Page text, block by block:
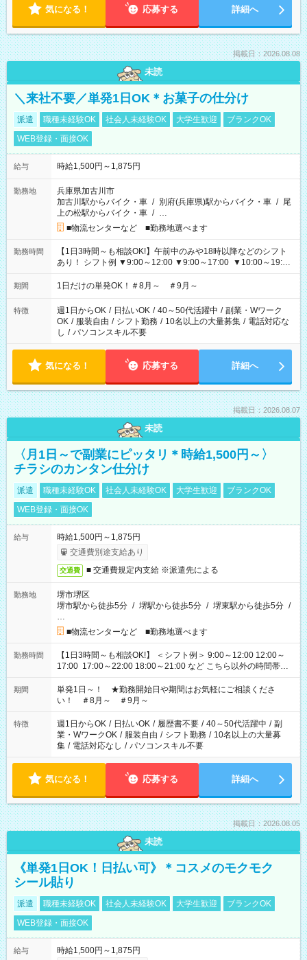
気になる！ 応募する 詳細へ
掲載日：2026.08.08
未読
＼来社不要／単発1日OK＊お菓子の仕分け
派遣 職種未経験OK 社会人未経験OK 大学生歓迎
ブランクOK
WEB登録・面接OK
給与 時給1,500円～1,875円
勤務地
兵庫県加古川市
加古川駅からバイク・車 / 別府(兵庫県)駅からバイク・車 / 尾
上の松駅からバイク・車 / …
■物流センターなど ■勤務地選べます
勤務時間
【1日3時間～も相談OK!】午前中のみや18時以降などのシフト
あり！ シフト例 ▼9:00～12:00 ▼9:00～17:00 ▼10:00～19:00
▼18:00～21:00
期間 1日だけの単発OK！＃8月～ ＃9月～
特徴 週1日からOK / 日払いOK / 40～50代活躍中 / 副業・Wワーク
OK / 服装自由 / シフト勤務 / 10名以上の大量募集 / 電話対応な
し / パソコンスキル不要
気になる！ 応募する 詳細へ
掲載日：2026.08.07
未読
〈月1日～で副業にピッタリ＊時給1,500円～〉
チラシのカンタン仕分け
派遣 職種未経験OK 社会人未経験OK 大学生歓迎
ブランクOK
WEB登録・面接OK
給与
時給1,500円～1,875円
交通費別途支給あり
交通費 ■ 交通費規定内支給 ※派遣先による
勤務地
堺市堺区
堺市駅から徒歩5分 / 堺駅から徒歩5分 / 堺東駅から徒歩5分 /
…
■物流センターなど ■勤務地選べます
勤務時間
【1日3時間～も相談OK!】 ＜シフト例＞ 9:00～12:00 12:00～
17:00 17:00～22:00 18:00～21:00 など こちら以外の時間帯も
お気軽にご相談ください！
期間
単発1日～！ ★勤務開始日や期間はお気軽にご相談くださ
い！ ＃8月～ ＃9月～
特徴 週1日からOK / 日払いOK / 履歴書不要 / 40～50代活躍中 / 副
業・WワークOK / 服装自由 / シフト勤務 / 10名以上の大量募
集 / 電話対応なし / パソコンスキル不要
気になる！ 応募する 詳細へ
掲載日：2026.08.05
未読
《単発1日OK！日払い可》＊コスメのモクモク
シール貼り
派遣 職種未経験OK 社会人未経験OK 大学生歓迎
ブランクOK
WEB登録・面接OK
給与
時給1,500円～1,875円